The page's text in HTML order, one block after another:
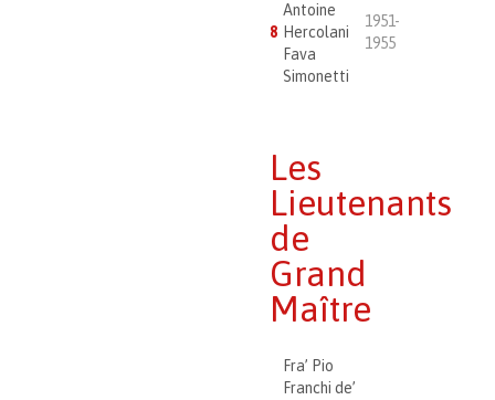
8
Antoine
Hercolani
Fava
Simonetti
1951-
1955
Les
Lieutenants
de
Grand
Maître
Fra’ Pio
Franchi de’